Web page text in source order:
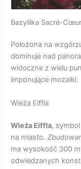
Bazylilka Sacré-Cœur
Położona na
dominuje nad
widoczne z wielu
imponujące mozaiki.
Wieża Eiffla
Wieża Eiffla,
na miasto.
ma wysokość 300
odwiedzanych